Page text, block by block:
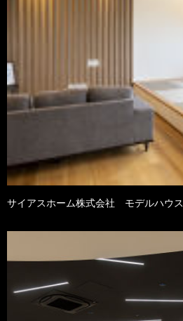
サイアスホーム株式会社 モデルハウス